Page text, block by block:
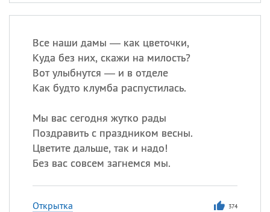
Все наши дамы — как цветочки,
Куда без них, скажи на милость?
Вот улыбнутся — и в отделе
Как будто клумба распустилась.
Мы вас сегодня жутко рады
Поздравить с праздником весны.
Цветите дальше, так и надо!
Без вас совсем загнемся мы.
Открытка 374